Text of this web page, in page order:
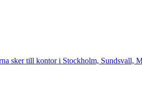
sker till kontor i Stockholm, Sundsvall,